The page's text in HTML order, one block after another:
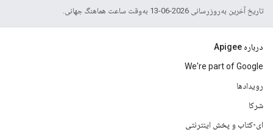
تاریخ آخرین به‌روزرسانی 2026-06-13 به‌وقت ساعت هماهنگ جهانی.
درباره Apigee
We're part of Google
رویدادها
شرکا
ای-کتاب و پخش اینترنتی